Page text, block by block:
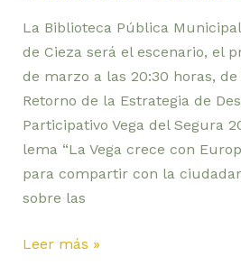
La Biblioteca Pública
de Cieza será el escenario, el
de marzo a las 20:30 horas,
Retorno de la Estrategia de
Participativo Vega del Segura
lema “La Vega crece con
para compartir con la
sobre las
Leer más »